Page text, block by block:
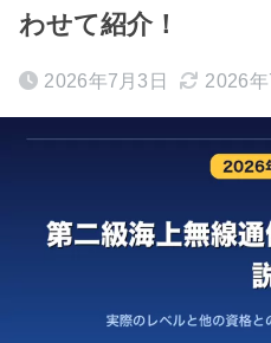
わせて紹介！
2026年7月3日 2026年